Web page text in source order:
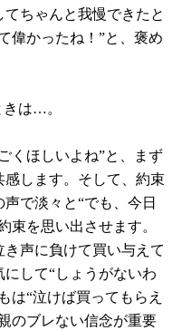
ちゃんと我慢できたと
偉かったね！”と、褒め
は…。
くほしいよね”と、まず
します。そして、約束
で淡々と“でも、今日
束を思い出させます。
声に負けて買い与えて
して“しょうがないわ
は“泣けば買ってもらえ
のブレない信念が重要